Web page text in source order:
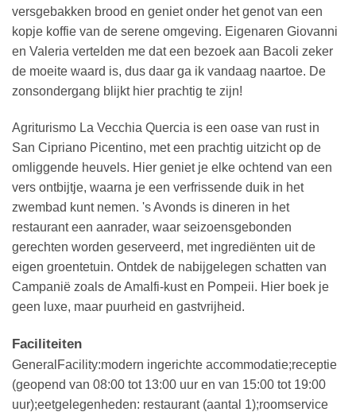
versgebakken brood en geniet onder het genot van een
kopje koffie van de serene omgeving. Eigenaren Giovanni
en Valeria vertelden me dat een bezoek aan Bacoli zeker
de moeite waard is, dus daar ga ik vandaag naartoe. De
zonsondergang blijkt hier prachtig te zijn!
Agriturismo La Vecchia Quercia is een oase van rust in
San Cipriano Picentino, met een prachtig uitzicht op de
omliggende heuvels. Hier geniet je elke ochtend van een
vers ontbijtje, waarna je een verfrissende duik in het
zwembad kunt nemen. 's Avonds is dineren in het
restaurant een aanrader, waar seizoensgebonden
gerechten worden geserveerd, met ingrediënten uit de
eigen groentetuin. Ontdek de nabijgelegen schatten van
Campanië zoals de Amalfi-kust en Pompeii. Hier boek je
geen luxe, maar puurheid en gastvrijheid.
Faciliteiten
GeneralFacility:modern ingerichte accommodatie;receptie
(geopend van 08:00 tot 13:00 uur en van 15:00 tot 19:00
uur);eetgelegenheden: restaurant (aantal 1);roomservice